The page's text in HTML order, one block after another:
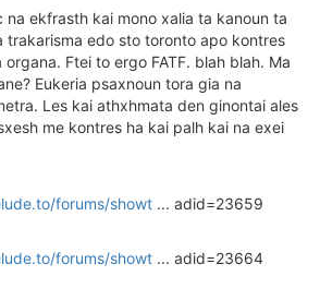
na ekfrasth kai mono xalia ta kanoun ta
trakarisma edo sto toronto apo kontres
Ftei to ergo FATF. blah blah. Ma
Eukeria psaxnoun tora gia na
Les kai athxhmata den ginontai ales
me kontres ha kai palh kai na exei
forums/showt ... adid=23659
forums/showt ... adid=23664